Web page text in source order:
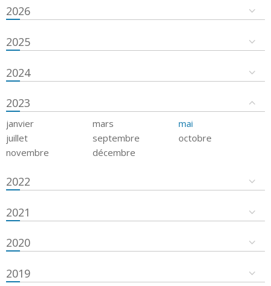
2026
2025
2024
2023
janvier mars
mai
juillet
septembre
octobre
novembre
décembre
2022
2021
2020
2019